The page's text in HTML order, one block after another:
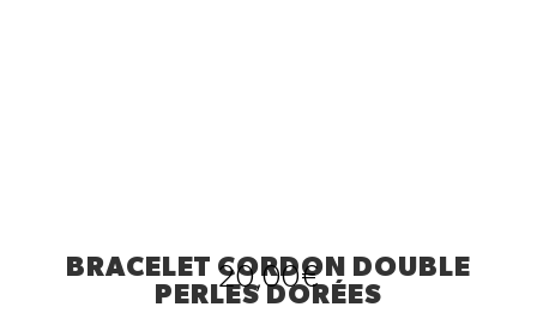
BRACELET CORDON DOUBLE
PERLES DORÉES
20,00€